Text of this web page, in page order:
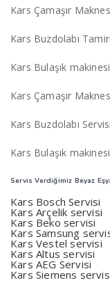
Kars Çamaşır
Kars Buzdolabı
Kars Bulaşık
Kars Çamaşır
Kars Buzdolabı Servisi
Kars Bulaşık
Servis Verdiğimiz Beyaz
Kars Bosch Servisi
Kars Arçelik servisi
Kars Beko servisi
Kars Samsung
Kars Vestel servisi
Kars Altus servisi
Kars AEG Servisi
Kars Siemens